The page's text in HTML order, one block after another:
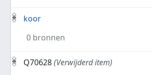
koor
0 bronnen
Q70628(Verwijderd item)